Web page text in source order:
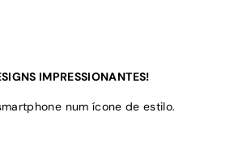
IMPRESSIONANTES!
num ícone de estilo.